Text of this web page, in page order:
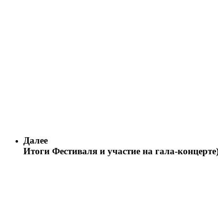
Далее
Итоги Фестиваля и участие на гала-